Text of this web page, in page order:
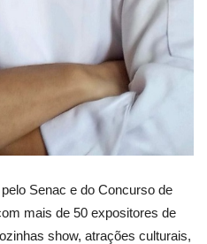
Senac e do Concurso de
mais de 50 expositores de
show, atrações culturais,